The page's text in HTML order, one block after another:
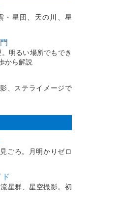
・星団、天の川、星
明るい場所でもでき
から解説
、ステライメージで
ごろ。月明かりゼロ
星群、星空撮影。初